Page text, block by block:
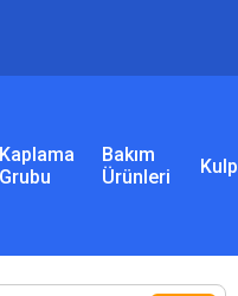
Kaplama
Grubu
Bakım
Ürünleri
Kulp